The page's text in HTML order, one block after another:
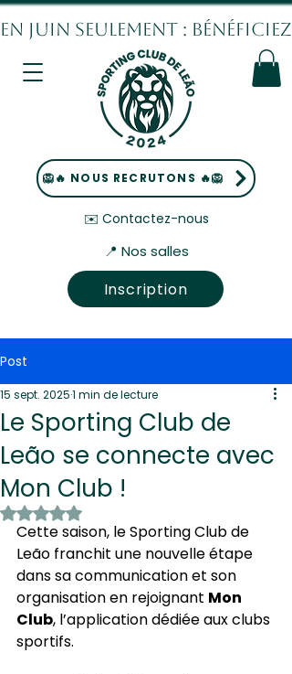
📍 Nos salles
✉️ Contactez-nous
Inscription
EN JUIN SEULEMENT :
🦁🔥 NOUS RECRUTONS 🔥🦁
Post
Le Sporting Club de
Leão se connecte avec
Mon Club !
15 sept. 20251 min de lecture
Noté NaN étoiles sur 5.
Cette saison, le Sporting Club de
Leão franchit une nouvelle étape
dans sa communication et son
organisation en rejoignant Mon
Club, l’application dédiée aux clubs
sportifs.